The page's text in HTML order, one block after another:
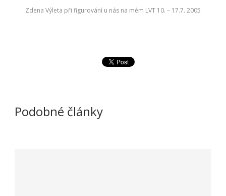
Zdena Výleta při figurování u nás na mém LVT 10. – 17.7. 2005
Podobné články